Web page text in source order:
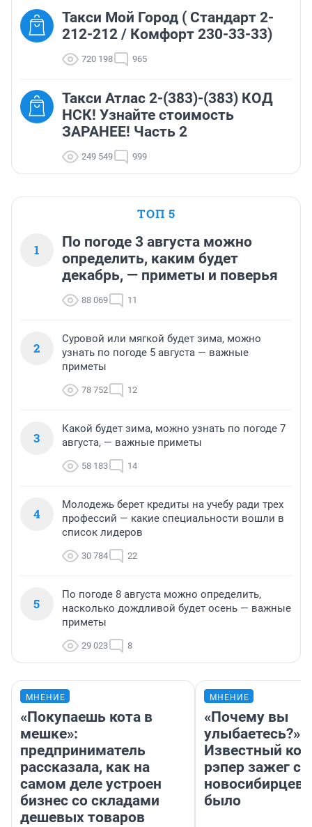
Такси Мой Город ( Стандарт 2-
212-212 / Комфорт 230-33-33)
720 198 965
Такси Атлас 2-(383)-(383) КОД
НСК! Узнайте стоимость
ЗАРАНЕЕ! Часть 2
249 549 999
ТОП 5
1
По погоде 3 августа можно
определить, каким будет
декабрь, — приметы и поверья
88 069 11
2
Суровой или мягкой будет зима, можно
узнать по погоде 5 августа — важные
приметы
78 752 12
3
Какой будет зима, можно узнать по погоде 7
августа, — важные приметы
58 183 14
4
Молодежь берет кредиты на учебу ради трех
профессий — какие специальности вошли в
список лидеров
30 784 22
5
По погоде 8 августа можно определить,
насколько дождливой будет осень — важные
приметы
29 023 8
МНЕНИЕ
«Покупаешь кота в
мешке»:
предприниматель
рассказала, как на
самом деле устроен
бизнес со складами
дешевых товаров
МНЕНИЕ
«Почему вы
улыбаетесь?»
Известный
рэпер зажег с
новосибирцев:
было